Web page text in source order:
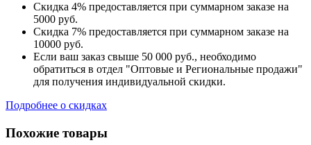
Скидка 4% предоставляется при суммарном заказе на
5000 руб.
Скидка 7% предоставляется при суммарном заказе на
10000 руб.
Если ваш заказ свыше 50 000 руб., необходимо
обратиться в отдел "Оптовые и Региональные продажи"
для получения индивидуальной скидки.
Подробнее о скидках
Похожие товары